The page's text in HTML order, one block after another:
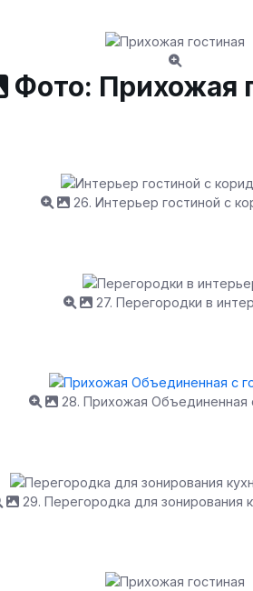
Фото: Прихожая
26. Интерьер гостиной с
27. Перегородки в
28. Прихожая Объединенная
29. Перегородка для зонирования